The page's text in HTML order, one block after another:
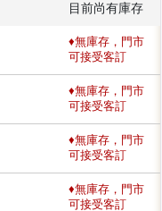
目前尚有庫存
♦無庫存，門市
可接受客訂
♦無庫存，門市
可接受客訂
♦無庫存，門市
可接受客訂
♦無庫存，門市
可接受客訂